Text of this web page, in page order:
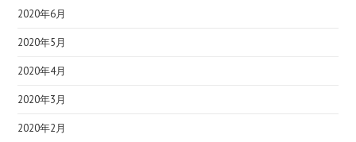
2020年6月
2020年5月
2020年4月
2020年3月
2020年2月